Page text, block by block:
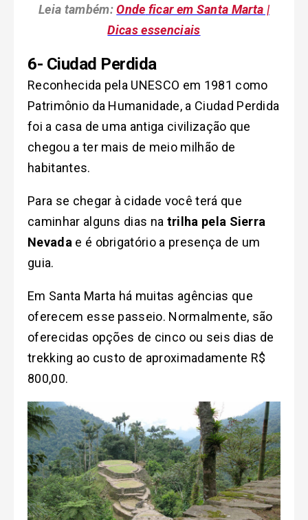
Leia também: Onde ficar em Santa Marta |
Dicas essenciais
6- Ciudad Perdida
Reconhecida pela UNESCO em 1981 como
Patrimônio da Humanidade, a Ciudad Perdida
foi a casa de uma antiga civilização que
chegou a ter mais de meio milhão de
habitantes.
Para se chegar à cidade você terá que
caminhar alguns dias na trilha pela Sierra
Nevada e é obrigatório a presença de um
guia.
Em Santa Marta há muitas agências que
oferecem esse passeio. Normalmente, são
oferecidas opções de cinco ou seis dias de
trekking ao custo de aproximadamente R$
800,00.